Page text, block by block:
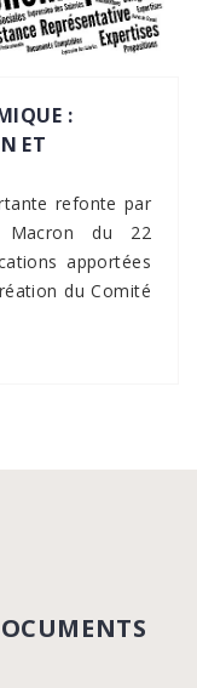
:
ET
refonte par
Macron du 22
apportées
du Comité